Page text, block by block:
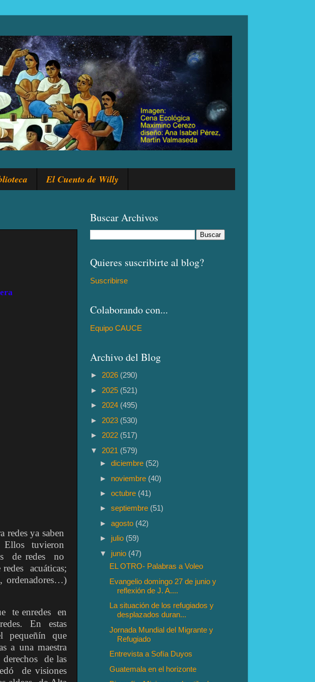
El Cuento de Willy
redes ya saben
Ellos
tuvieron
de redes
no
redes
acuáticas;
ordenadores…)
te enredes
en
En
estas
pequeñín
que
a una maestra
derechos
de las
de visiones
Buscar Archivos
Quieres suscribirte al blog?
Suscribirse
Colaborando con...
Equipo CAUCE
Archivo del Blog
► 2026 (290)
► 2025 (521)
► 2024 (495)
► 2023 (530)
► 2022 (517)
▼ 2021 (579)
►diciembre (52)
► noviembre (40)
►octubre (41)
►septiembre (51)
►agosto (42)
► julio (59)
▼ junio (47)
EL OTRO- Palabras a Voleo
Evangelio domingo 27 de junio y
reflexión de J. A....
La situación de los refugiados y
desplazados duran...
Jornada Mundial del Migrante y
Refugiado
Entrevista a Sofía Duyos
Guatemala en el horizonte